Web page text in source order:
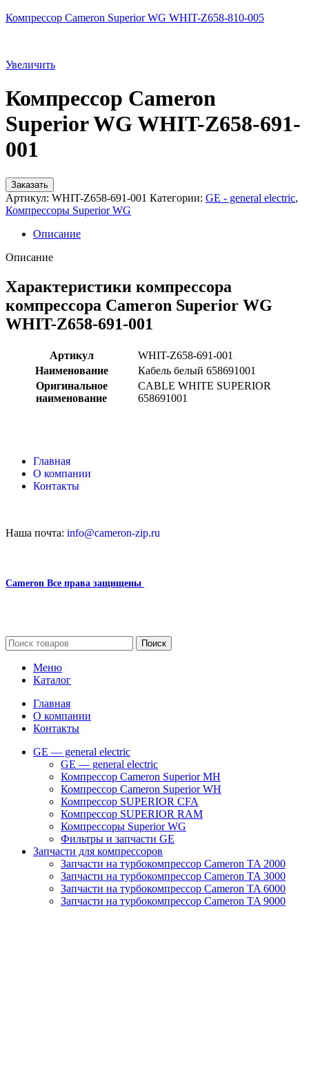
Компрессор Cameron Superior WG WHIT-Z658-810-005
Увеличить
Компрессор Cameron
Superior WG WHIT-Z658-691-
001
Заказать
Артикул: WHIT-Z658-691-001 Категории: GE - general electric,
Компрессоры Superior WG
Описание
Описание
Характеристики компрессора
компрессора Cameron Superior WG
WHIT-Z658-691-001
Артикул
WHIT-Z658-691-001
Наименование
Кабель белый 658691001
Оригинальное
наименование
CABLE WHITE SUPERIOR
658691001
Главная
О компании
Контакты
Наша почта: info@cameron-zip.ru
Cameron Все права защищены
Поиск
Меню
Каталог
Главная
О компании
Контакты
GE — general electric
GE — general electric
Компрессор Cameron Superior MH
Компрессор Cameron Superior WH
Компрессор SUPERIOR CFA
Компрессор SUPERIOR RAM
Компрессоры Superior WG
Фильтры и запчасти GE
Запчасти для компрессоров
Запчасти на турбокомпрессор Cameron TA 2000
Запчасти на турбокомпрессор Cameron TA 3000
Запчасти на турбокомпрессор Cameron TA 6000
Запчасти на турбокомпрессор Cameron TA 9000